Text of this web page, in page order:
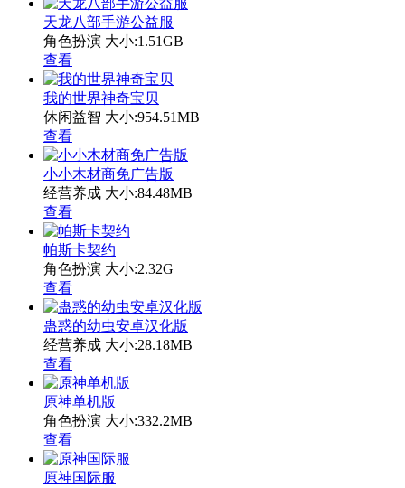
天龙八部手游公益服
角色扮演 大小:1.51GB
查看
我的世界神奇宝贝
休闲益智 大小:954.51MB
查看
小小木材商免广告版
经营养成 大小:84.48MB
查看
帕斯卡契约
角色扮演 大小:2.32G
查看
蛊惑的幼虫安卓汉化版
经营养成 大小:28.18MB
查看
原神单机版
角色扮演 大小:332.2MB
查看
原神国际服